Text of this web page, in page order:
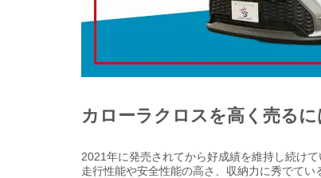
カローラクロスを高く売る
2021年に発売されてから好成績を維持し続けて
走行性能や安全性能の高さ、収納力に秀でてい